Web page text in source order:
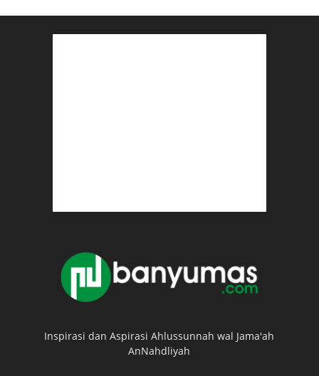
Inspirasi dan Aspirasi Ahlussunnah wal Jama'ah
AnNahdliyah